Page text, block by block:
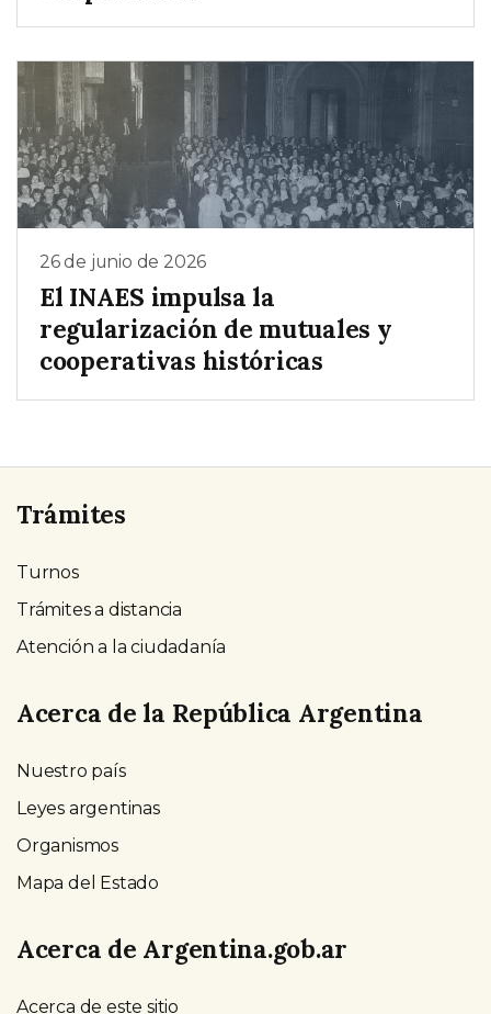
26 de junio de 2026
El INAES impulsa la
regularización de mutuales y
cooperativas históricas
Trámites
Turnos
Trámites a distancia
Atención a la ciudadanía
Acerca de la República Argentina
Nuestro país
Leyes argentinas
Organismos
Mapa del Estado
Acerca de Argentina.gob.ar
Acerca de este sitio